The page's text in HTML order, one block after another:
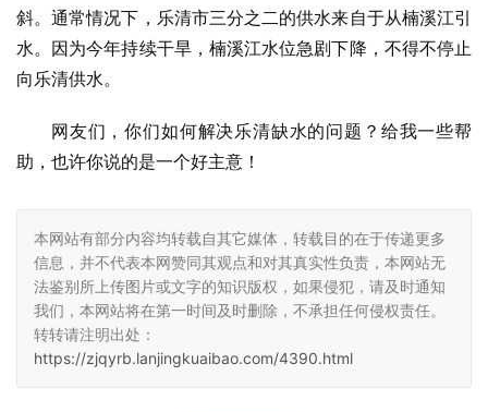
斜。通常情况下，乐清市三分之二的供水来自于从楠溪江引
水。因为今年持续干旱，楠溪江水位急剧下降，不得不停止
向乐清供水。
网友们，你们如何解决乐清缺水的问题？给我一些帮
助，也许你说的是一个好主意！
本网站有部分内容均转载自其它媒体，转载目的在于传递更多
信息，并不代表本网赞同其观点和对其真实性负责，本网站无
法鉴别所上传图片或文字的知识版权，如果侵犯，请及时通知
我们，本网站将在第一时间及时删除，不承担任何侵权责任。
转转请注明出处：
https://zjqyrb.lanjingkuaibao.com/4390.html